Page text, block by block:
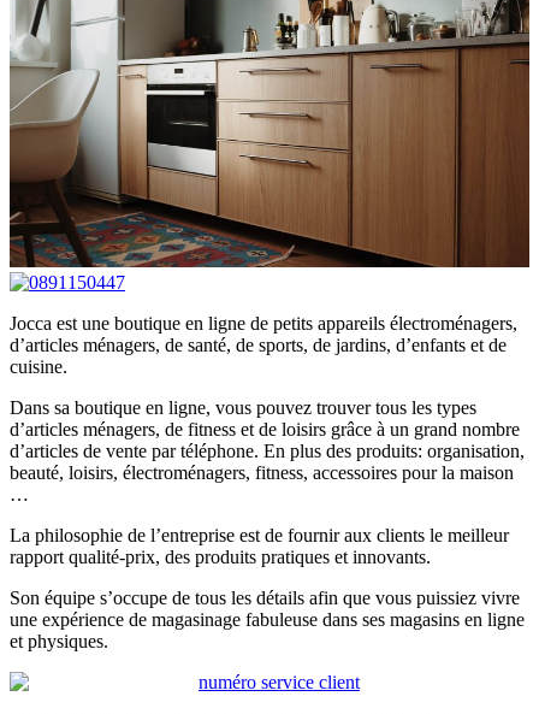
Jocca est une boutique en ligne de petits appareils électroménagers,
d’articles ménagers, de santé, de sports, de jardins, d’enfants et de
cuisine.
Dans sa boutique en ligne, vous pouvez trouver tous les types
d’articles ménagers, de fitness et de loisirs grâce à un grand nombre
d’articles de vente par téléphone. En plus des produits: organisation,
beauté, loisirs, électroménagers, fitness, accessoires pour la maison
…
La philosophie de l’entreprise est de fournir aux clients le meilleur
rapport qualité-prix, des produits pratiques et innovants.
Son équipe s’occupe de tous les détails afin que vous puissiez vivre
une expérience de magasinage fabuleuse dans ses magasins en ligne
et physiques.